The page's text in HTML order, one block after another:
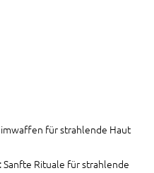
für strahlende Haut
Sanfte Rituale für strahlende